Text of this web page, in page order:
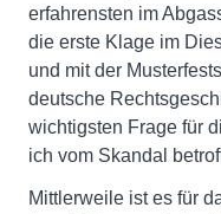
erfahrensten im
die erste Klage im
und mit der
deutsche
wichtigsten Frage für
ich vom Skandal
Mittlerweile ist es für